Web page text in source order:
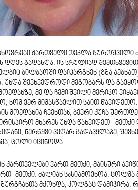
ქართველი თეკლა ზუროშვილი
დღეს გადახდა. ის სრულიად შემთხვევით
ბილბაოში დაიკარგნენ (გზა
უნდა შევხვედროდი მეგობარს და
მე და ჩემი შვილი მერიკო
ხომ ვერ მიმასწავლით საით
მოედანია ჩვენთან, ბევრი ქუჩა
მხარეს უნდა წახვიდეთ -
ნერწყვი ვეღარ გადავყლაპე,
ცოლი იცინოდა...
ქართველები ვართ-მეთქი, მაისური
მეთქი. ძალიან სასიამოვნოა,
მქონდა, ქოლგაც